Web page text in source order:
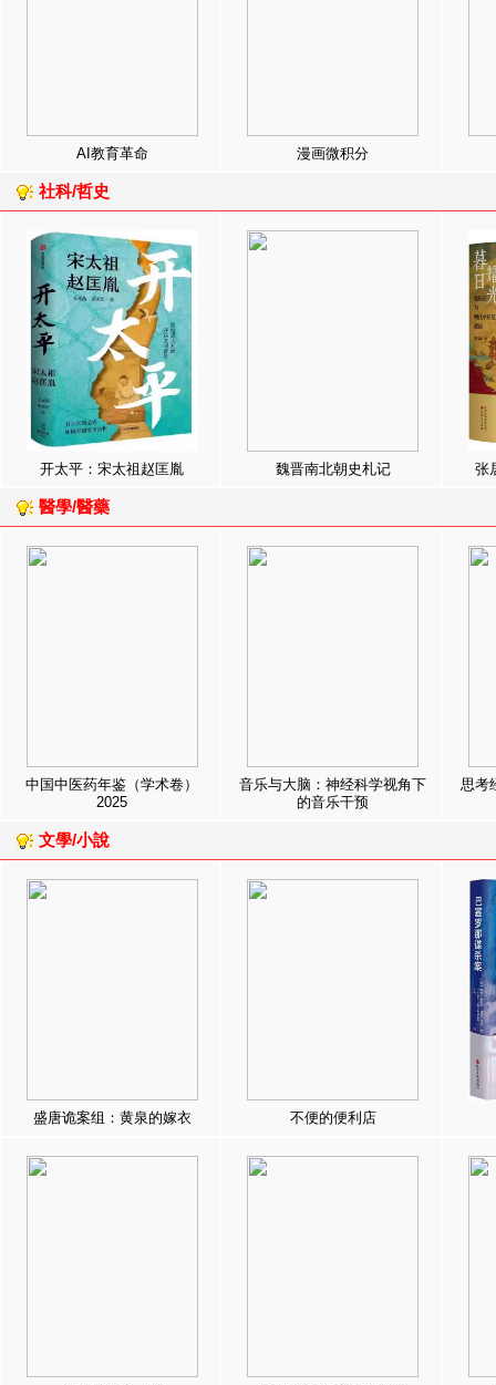
AI教育革命 漫画微积分
社科/哲史
开太平：宋太祖赵匡胤 魏晋南北朝史札记 张
醫學/醫藥
中国中医药年鉴（学术卷）
2025
音乐与大脑：神经科学视角下
的音乐干预
思考
文學/小說
盛唐诡案组：黄泉的嫁衣 不便的便利店